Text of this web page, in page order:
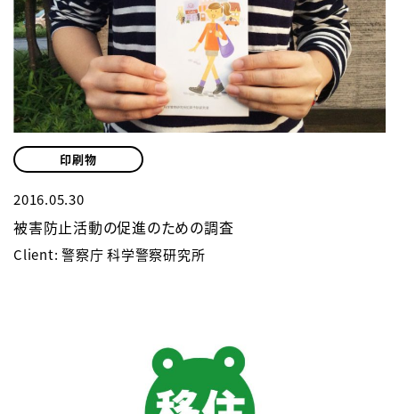
印刷物
2016.05.30
被害防止活動の促進のための調査
Client: 警察庁 科学警察研究所